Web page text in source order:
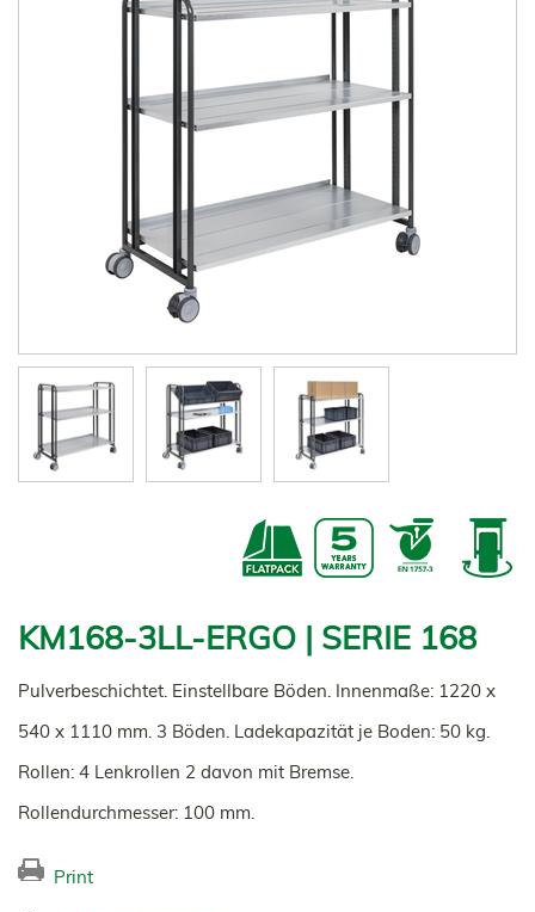
KM168-3LL-ERGO | SERIE 168
Pulverbeschichtet. Einstellbare Böden. Innenmaße: 1220 x
540 x 1110 mm. 3 Böden. Ladekapazität je Boden: 50 kg.
Rollen: 4 Lenkrollen 2 davon mit Bremse.
Rollendurchmesser: 100 mm.
Print